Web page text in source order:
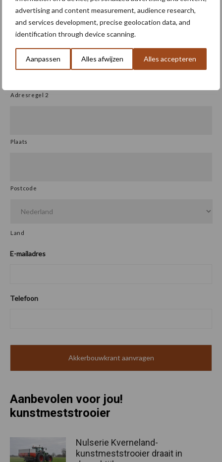
advertising and content measurement, audience research,
and services development, precise geolocation data, and
identification through device scanning.
Aanpassen Alles afwijzen Alles accepteren
Straat + huisnummer
Adresregel 2
Plaats
Postcode
Land
E-mailadres
Telefoon
Aanbevolen voor jou!
kunstmeststrooier
Nulserie Kverneland-
kunstmeststrooier draait in